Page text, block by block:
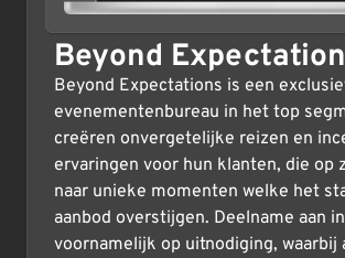
Beyond
Beyond Expectations is een
evenementenbureau in het top
creëren onvergetelijke reizen en
ervaringen voor hun klanten, die op
naar unieke momenten welke het
aanbod overstijgen. Deelname aan
voornamelijk op uitnodiging, waarbij